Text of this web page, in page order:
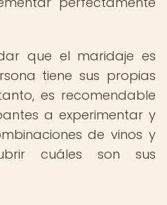
que el maridaje es
tiene sus propias
es recomendable
a experimentar y
de vinos y
cuáles son sus